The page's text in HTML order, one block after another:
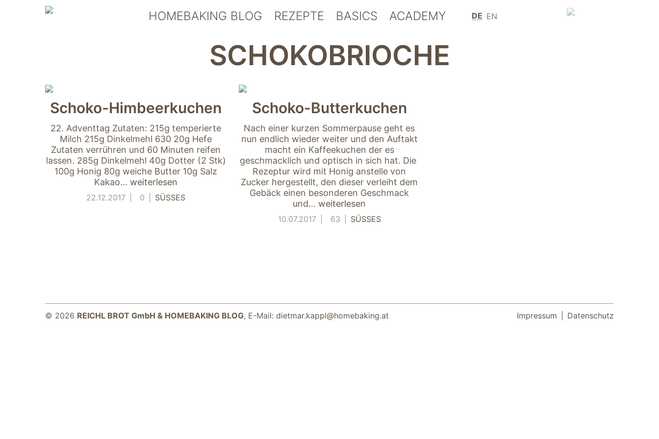
HOMEBAKING BLOG REZEPTE BASICS ACADEMY DE EN
SCHOKOBRIOCHE
Schoko-Himbeerkuchen
22. Adventtag Zutaten: 215g temperierte
Milch 215g Dinkelmehl 630 20g Hefe
Zutaten verrühren und 60 Minuten reifen
lassen. 285g Dinkelmehl 40g Dotter (2 Stk)
100g Honig 80g weiche Butter 10g Salz
Kakao…weiterlesen
22.12.2017 0 SÜSSES
Schoko-Butterkuchen
Nach einer kurzen Sommerpause geht es
nun endlich wieder weiter und den Auftakt
macht ein Kaffeekuchen der es
geschmacklich und optisch in sich hat. Die
Rezeptur wird mit Honig anstelle von
Zucker hergestellt, den dieser verleiht dem
Gebäck einen besonderen Geschmack
und…weiterlesen
10.07.2017 63 SÜSSES
© 2026 REICHL BROT GmbH & HOMEBAKING BLOG, E-Mail: dietmar.kappl@homebaking.at Impressum Datenschutz
Notwendig